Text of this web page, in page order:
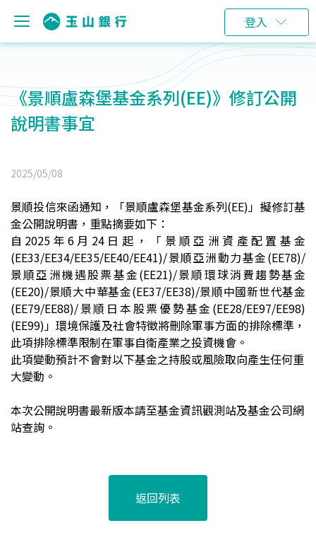
登入
《景順盧森堡基金系列(EE)》修訂公開
說明書事宜
2025/05/08
景順投信來函通知，「景順盧森堡基金系列(EE)」擬修訂基
金公開說明書，重點摘要如下：
自2025年6月24日起，「景順亞洲資產配置基金
(EE33/EE34/EE35/EE40/EE41)/景順亞洲動力基金(EE78)/
景順亞洲機遇股票基金(EE21)/景順環球消費趨勢基金
(EE20)/景順大中華基金(EE37/EE38)/景順中國新世代基金
(EE79/EE88)/景順日本股票優勢基金(EE28/EE97/EE98)
(EE99)」環境保護及社會特徵將刪除軍事方面的排除標準，
此項排除標準限制在軍事自衛產業之投資機會。
此項變動預計不會對以下基金之持股或風險取向產生任何重
大變動。
本次公開說明書最新版本請至基金資訊觀測站及基金公司網
站查詢。
返回列表